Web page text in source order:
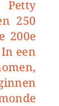
250
200e
een